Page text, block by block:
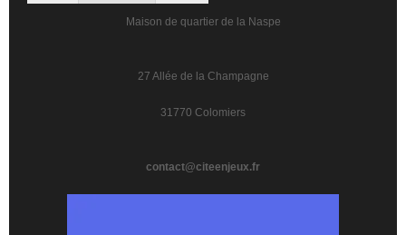
Maison de quartier de la Naspe
27 Allée de la Champagne
31770 Colomiers
contact@citeenjeux.fr